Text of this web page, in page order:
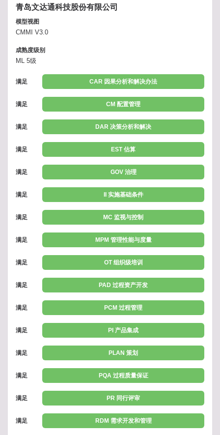
青岛文达通科技股份有限公司
模型视图
CMMI V3.0
成熟度级别
ML 5级
满足 CAR 因果分析和解决办法
满足 CM 配置管理
满足 DAR 决策分析和解决
满足 EST 估算
满足 GOV 治理
满足 II 实施基础条件
满足 MC 监视与控制
满足 MPM 管理性能与度量
满足 OT 组织级培训
满足 PAD 过程资产开发
满足 PCM 过程管理
满足 PI 产品集成
满足 PLAN 策划
满足 PQA 过程质量保证
满足 PR 同行评审
满足 RDM 需求开发和管理